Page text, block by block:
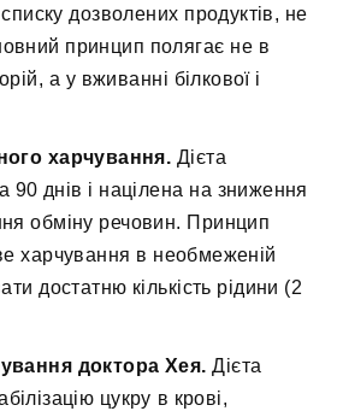
дозволених продуктів, не
принцип полягає не в
а у вживанні білкової і
харчування. Дієта
90 днів і націлена на зниження
обміну речовин. Принцип
харчування в необмеженій
достатню кількість рідини (2
доктора Хея. Дієта
цукру в крові,